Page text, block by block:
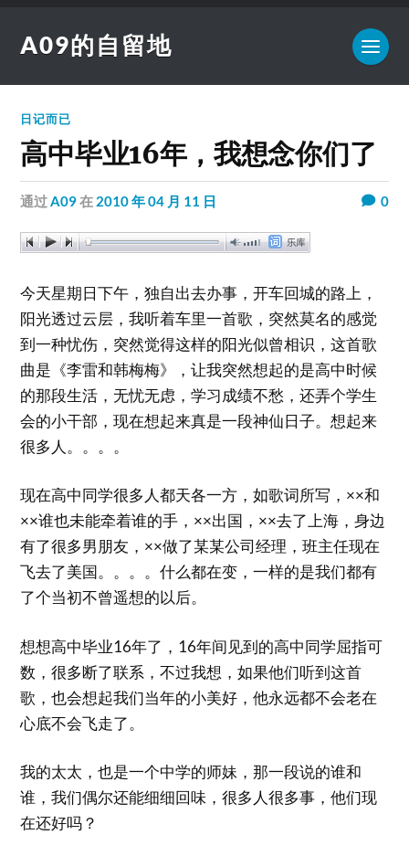
A09的自留地
日记而已
高中毕业16年，我想念你们了
通过A09在 2010 年 04 月 11 日 0
今天星期日下午，独自出去办事，开车回城的路上，
阳光透过云层，我听着车里一首歌，突然莫名的感觉
到一种忧伤，突然觉得这样的阳光似曾相识，这首歌
曲是《李雷和韩梅梅》，让我突然想起的是高中时候
的那段生活，无忧无虑，学习成绩不愁，还弄个学生
会的小干部，现在想起来真是一段神仙日子。想起来
很多人。。。。
现在高中同学很多人都天各一方，如歌词所写，××和
××谁也未能牵着谁的手，××出国，××去了上海，身边
有了很多男朋友，××做了某某公司经理，班主任现在
飞去了美国。。。。什么都在变，一样的是我们都有
了个当初不曾遥想的以后。
想想高中毕业16年了，16年间见到的高中同学屈指可
数，很多断了联系，不过我想，如果他们听到这首
歌，也会想起我们当年的小美好，他永远都不会老在
心底不会飞走了。
我的太太，也是一个中学的师妹，那一段说的谁和
谁，我们偶尔还能细细回味，很多人很多事，他们现
在还好吗？